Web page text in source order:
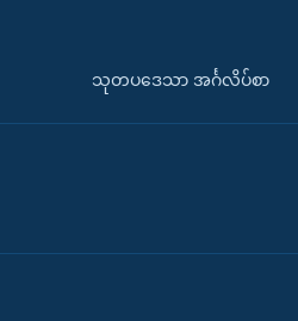
သုတပဒေသာ အင်္ဂလိပ်စာ